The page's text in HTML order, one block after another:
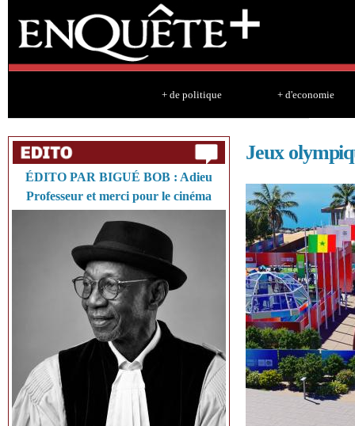
+ de politique + d'economie
ÉDITO PAR BIGUÉ BOB : Adieu
Professeur et merci pour le cinéma
Jeux